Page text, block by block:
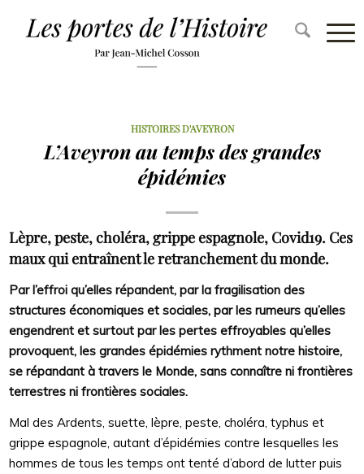
HISTOIRES D'AVEYRON
L’Aveyron au temps des grandes
épidémies
Lèpre, peste, choléra, grippe espagnole, Covid19. Ces
maux qui entraînent le retranchement du monde.
Par l’effroi qu’elles répandent, par la fragilisation des
structures économiques et sociales, par les rumeurs qu’elles
engendrent et surtout par les pertes effroyables qu’elles
provoquent, les grandes épidémies rythment notre histoire,
se répandant à travers le Monde, sans connaître ni frontières
terrestres ni frontières sociales.
Mal des Ardents, suette, lèpre, peste, choléra, typhus et
grippe espagnole, autant d’épidémies contre lesquelles les
hommes de tous les temps ont tenté d’abord de lutter puis